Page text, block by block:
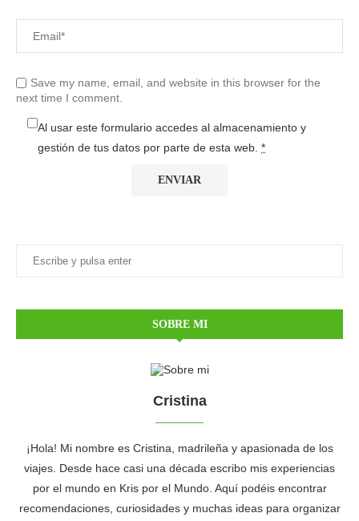
Save my name, email, and website in this browser for the
next time I comment.
Al usar este formulario accedes al almacenamiento y
gestión de tus datos por parte de esta web. *
SOBRE MI
Cristina
¡Hola! Mi nombre es Cristina, madrileña y apasionada de los
viajes. Desde hace casi una década escribo mis experiencias
por el mundo en Kris por el Mundo. Aquí podéis encontrar
recomendaciones, curiosidades y muchas ideas para organizar